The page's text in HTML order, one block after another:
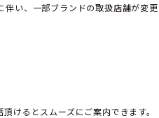
伴い、一部ブランドの取扱店舗が変更
けるとスムーズにご案内できます。